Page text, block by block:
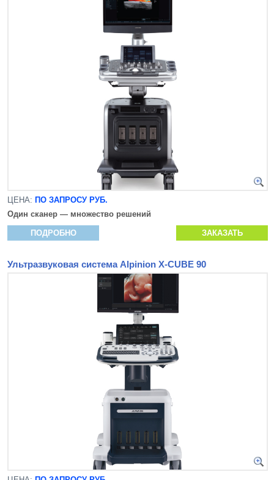
ЦЕНА: ПО ЗАПРОСУ РУБ.
Один сканер — множество решений
ПОДРОБНО ЗАКАЗАТЬ
Ультразвуковая система Alpinion X-CUBE 90